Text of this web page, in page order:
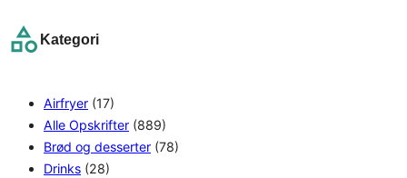
c
Kategori
Airfryer (17)
Alle Opskrifter (889)
Brød og desserter (78)
Drinks (28)